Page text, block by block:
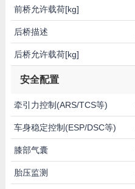
前桥允许载荷[kg]
后桥描述
后桥允许载荷[kg]
安全配置
牵引力控制(ARS/TCS等)
车身稳定控制(ESP/DSC等)
膝部气囊
胎压监测